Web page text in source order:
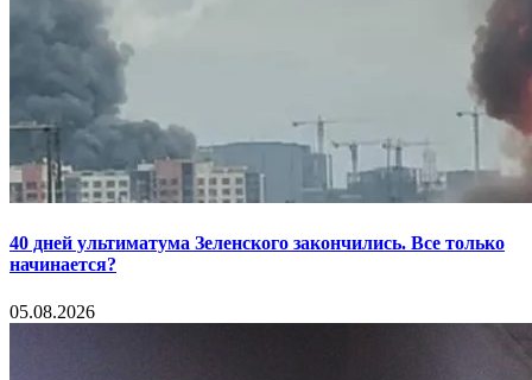
40 дней ультиматума Зеленского закончились. Все только
начинается?
05.08.2026